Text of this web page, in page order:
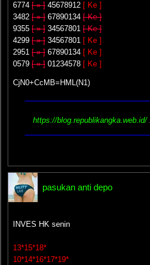
6774 [ » ] 45678912 [ Ke ]
3482 [ » ] 67890134 [ Ke ]
9355 [ » ] 34567801 [ Ke ]
4299 [ » ] 34567801 [ Ke ]
2951 [ » ] 67890134 [ Ke ]
0579 [ » ] 01234578 [ Ke ]
CjN0+CcMB=HML(N1)
https://blog.republikangka.web.id/
pasukan anti depo
INVES HK senin
13*15*18*
10*14*16*17*19*